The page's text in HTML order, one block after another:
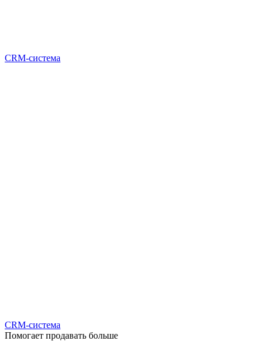
CRM-система
CRM-система
Помогает продавать больше